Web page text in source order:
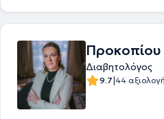
Αθήνα, ενώ παράλληλα
Κλινική του Νοσοκομείου ΥΓΕΙΑ.
Διαβήτη και την Παχυσαρκία.
Διαβητολόγος
9.7|44